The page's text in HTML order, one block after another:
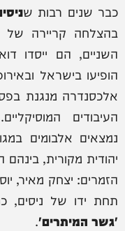
כבר שנים רבות ש
בהצלחה קריירה של
השניים, הם ייסדו
הופיעו בישראל
אלכסנדרה מנגנת
העיבודים
נמצאים אלבומים
יהודית מקורית, בינהם
הזמרים: יצחק מאיר,
תחת ידו של ניסים,
'גשר המיתרים'.